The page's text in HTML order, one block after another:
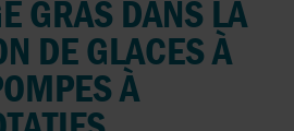
GRAS DANS LA
DE GLACES À
À